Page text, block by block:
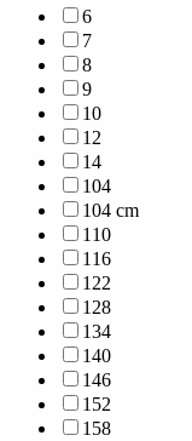
6
7
8
9
10
12
14
104
104 cm
110
116
122
128
134
140
146
152
158